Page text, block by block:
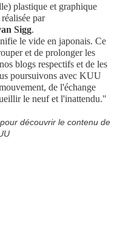
plastique et graphique
par
Sigg.
le vide en japonais. Ce
et de prolonger les
blogs respectifs et de les
poursuivons avec KUU
de l'échange
le neuf et l'inattendu."
découvrir le contenu de